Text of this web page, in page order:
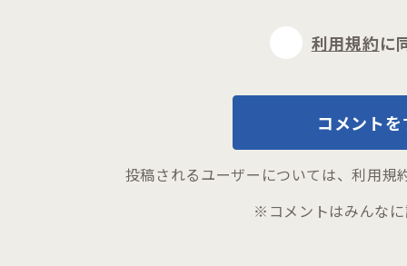
利用規約に
コメントを
投稿されるユーザーについては、利用規
※コメントはみんな